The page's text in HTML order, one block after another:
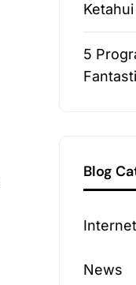
5
Blog
Internet
News